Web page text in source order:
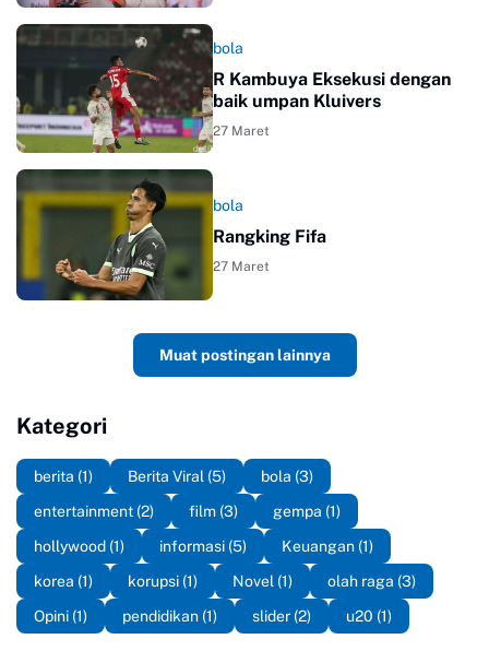
bola
R Kambuya Eksekusi dengan
baik umpan Kluivers
27 Maret
bola
Rangking Fifa
27 Maret
Muat postingan lainnya
Kategori
berita (1) Berita Viral (5) bola (3)
entertainment (2) film (3) gempa (1)
hollywood (1) informasi (5) Keuangan (1)
korea (1) korupsi (1) Novel (1) olah raga (3)
Opini (1) pendidikan (1) slider (2) u20 (1)